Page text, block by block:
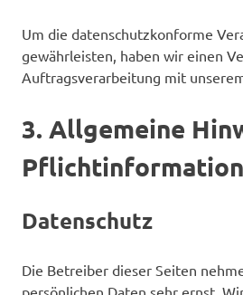
Um die datenschutzkonforme
gewährleisten, haben wir einen
Auftragsverarbeitung mit
3. Allgemeine
Datenschutz
Die Betreiber dieser Seiten
persönlichen Daten sehr ernst.